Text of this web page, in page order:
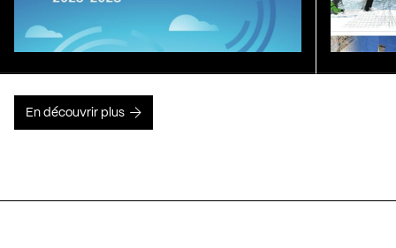
En découvrir plus